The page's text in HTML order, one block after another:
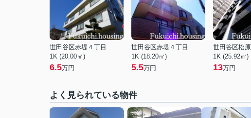
世田谷区赤堤４丁目
1K (20.00㎡)
6.5万円
世田谷区赤堤４丁目
1K (18.20㎡)
5.5万円
世田谷区松
1K (25.92㎡)
13万円
よく見られている物件